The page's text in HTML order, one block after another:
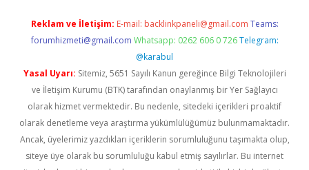
Reklam ve İletişim: E-mail: backlinkpaneli@gmail.com Teams:
forumhizmeti@gmail.com Whatsapp: 0262 606 0 726 Telegram:
@karabul
Yasal Uyarı: Sitemiz, 5651 Sayılı Kanun gereğince Bilgi Teknolojileri
ve İletişim Kurumu (BTK) tarafından onaylanmış bir Yer Sağlayıcı
olarak hizmet vermektedir. Bu nedenle, sitedeki içerikleri proaktif
olarak denetleme veya araştırma yükümlülüğümüz bulunmamaktadır.
Ancak, üyelerimiz yazdıkları içeriklerin sorumluluğunu taşımakta olup,
siteye üye olarak bu sorumluluğu kabul etmiş sayılırlar. Bu internet